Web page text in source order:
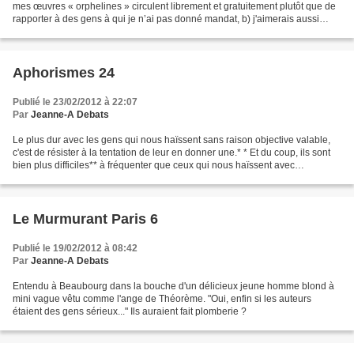
mes œuvres « orphelines » circulent librement et gratuitement plutôt que de
rapporter à des gens à qui je n’ai pas donné mandat, b) j'aimerais aussi
Aphorismes 24
Publié le 23/02/2012 à 22:07
Par Jeanne-A Debats
Le plus dur avec les gens qui nous haïssent sans raison objective valable,
c'est de résister à la tentation de leur en donner une.* * Et du coup, ils sont
bien plus difficiles** à fréquenter que ceux qui nous haïssent avec
Le Murmurant Paris 6
Publié le 19/02/2012 à 08:42
Par Jeanne-A Debats
Entendu à Beaubourg dans la bouche d'un délicieux jeune homme blond à
mini vague vêtu comme l'ange de Théorème. "Oui, enfin si les auteurs
étaient des gens sérieux..." Ils auraient fait plomberie ?